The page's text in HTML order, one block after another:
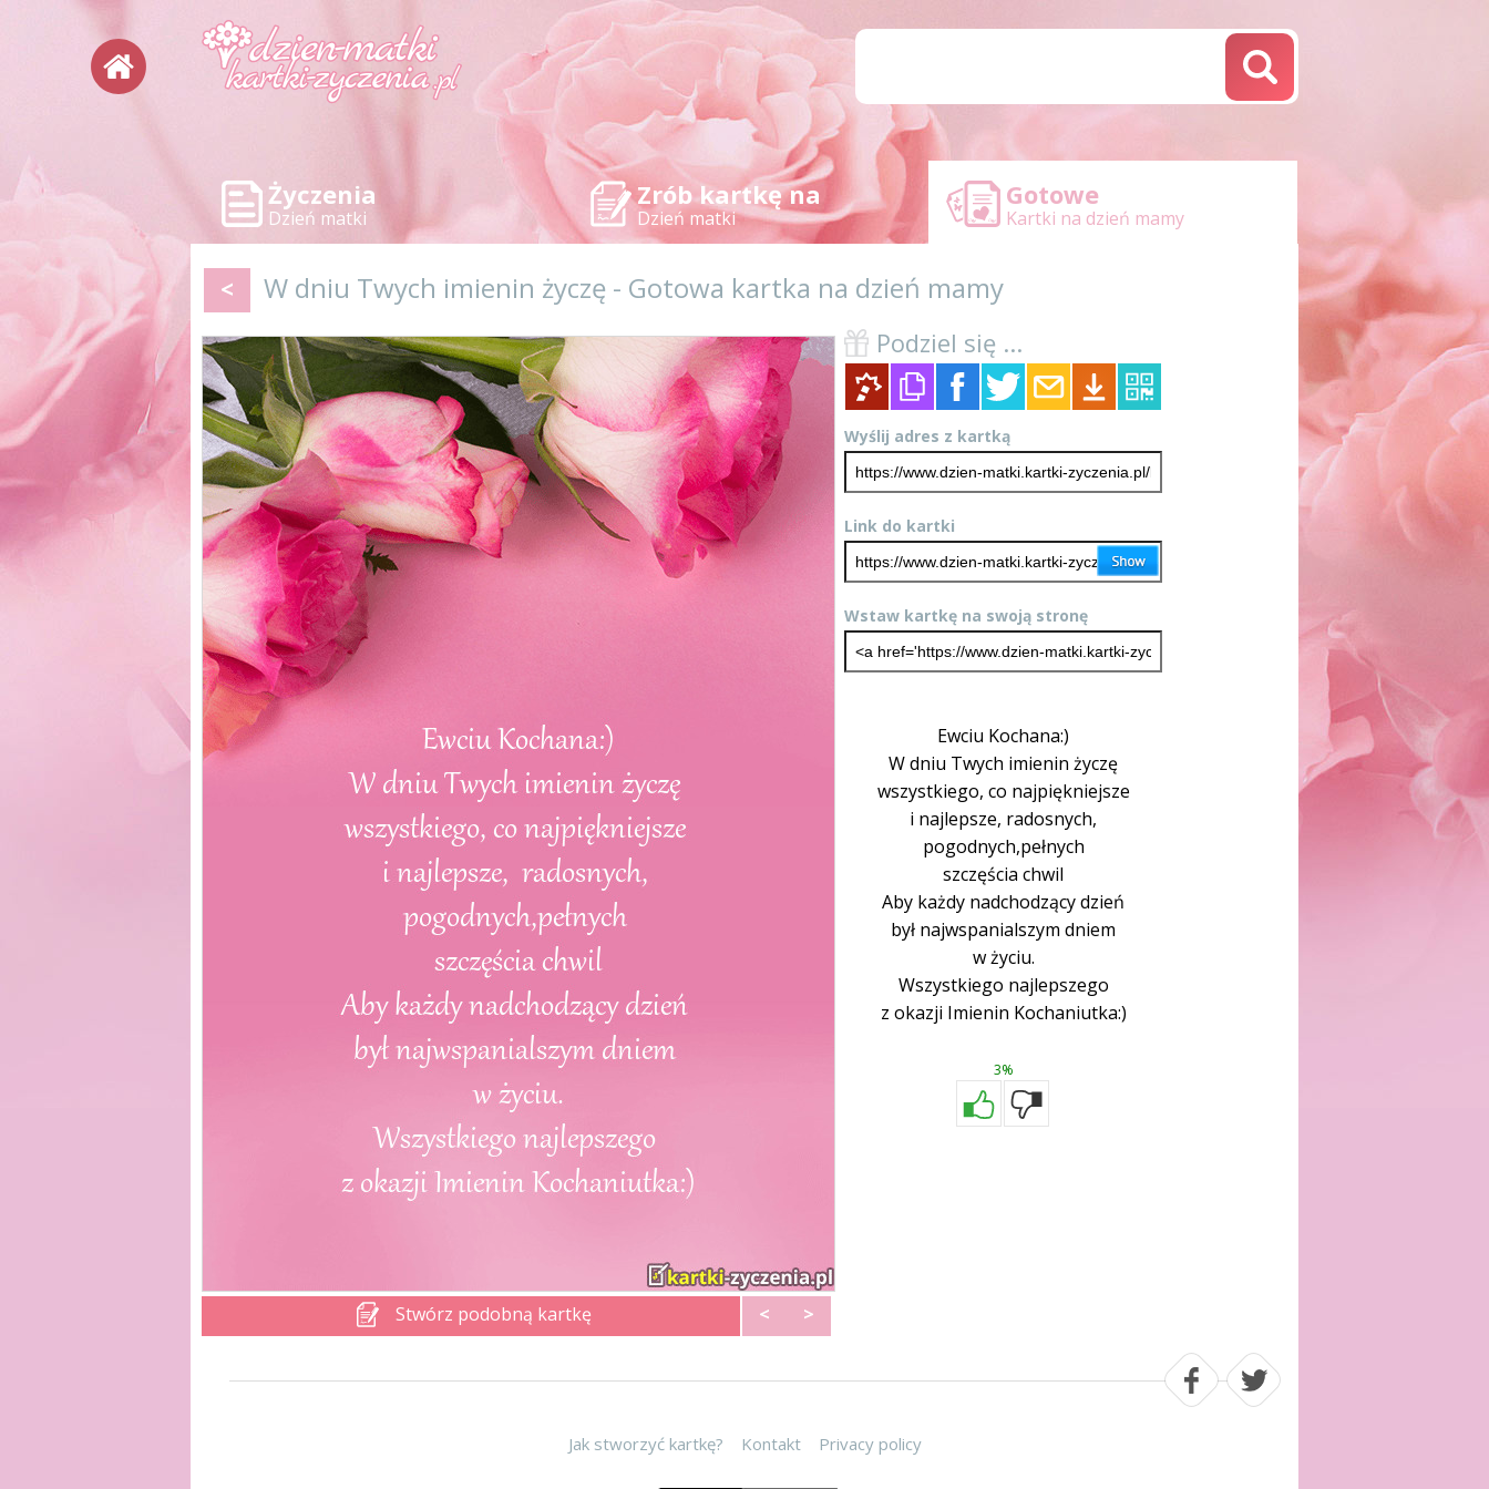
Życzenia
Dzień matki
Zrób kartkę na
Dzień matki
Gotowe
Kartki na dzień mamy
< W dniu Twych imienin życzę - Gotowa kartka na dzień mamy
Stwórz podobną kartkę < >
Podziel się ...
Wyślij adres z kartką
Link do kartki
Wstaw kartkę na swoją stronę
Ewciu Kochana:)
W dniu Twych imienin życzę
wszystkiego, co najpiękniejsze
i najlepsze, radosnych,
pogodnych,pełnych
szczęścia chwil
Aby każdy nadchodzący dzień
był najwspanialszym dniem
w życiu.
Wszystkiego najlepszego
z okazji Imienin Kochaniutka:)
3%
Jak stworzyć kartkę? Kontakt Privacy policy